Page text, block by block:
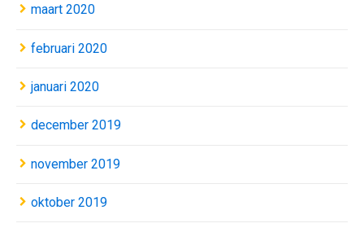
maart 2020
februari 2020
januari 2020
december 2019
november 2019
oktober 2019